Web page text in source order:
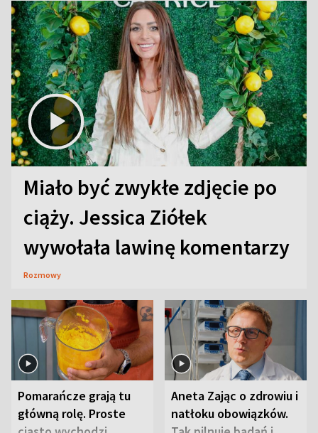
Miało być zwykłe zdjęcie po
ciąży. Jessica Ziółek
wywołała lawinę komentarzy
Rozmowy
Pomarańcze grają tu
główną rolę. Proste
Aneta Zając o zdrowiu i
natłoku obowiązków.